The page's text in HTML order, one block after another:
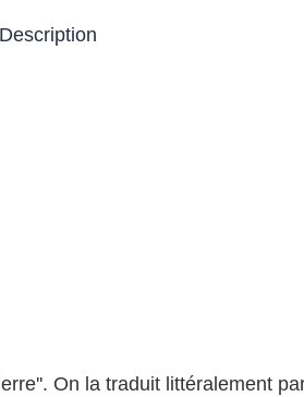
Description
On la traduit littéralement